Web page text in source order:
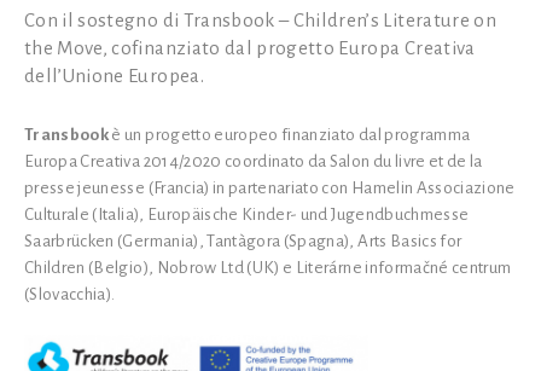
Con il sostegno di Transbook – Children’s Literature on
the Move, cofinanziato dal progetto Europa Creativa
dell’Unione Europea.
Transbook è un progetto europeo finanziato dal programma
Europa Creativa 2014/2020 coordinato da Salon du livre et de la
presse jeunesse (Francia) in partenariato con Hamelin Associazione
Culturale (Italia), Europäische Kinder- und Jugendbuchmesse
Saarbrücken (Germania), Tantàgora (Spagna), Arts Basics for
Children (Belgio), Nobrow Ltd (UK) e Literárne informačné centrum
(Slovacchia).